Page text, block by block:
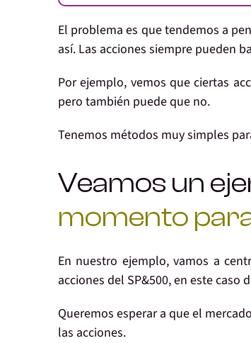
El problema es que tendemos a
así. Las acciones siempre pueden
Por ejemplo, vemos que ciertas
pero también puede que no.
Tenemos métodos muy simples
Veamos un
momento
En nuestro ejemplo, vamos a
acciones del SP&500, en este caso
Queremos esperar a que el
las acciones.